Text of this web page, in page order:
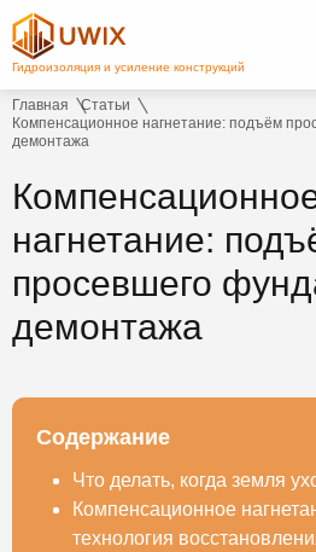
Главная
Статьи
Компенсационное нагнетание: подъём
демонтажа
нагнетание:
просевшего
демонтажа
Содержание
Что делать, когда земля
Компенсационное
технология